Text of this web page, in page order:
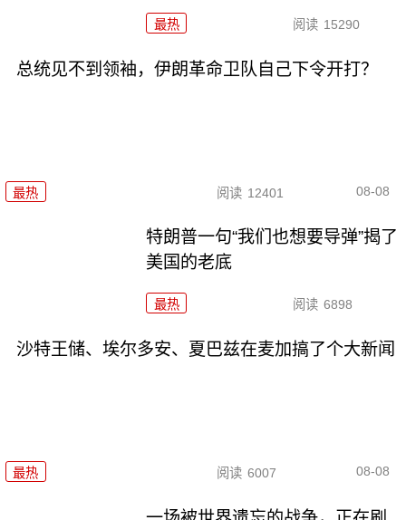
最热 阅读 15290
总统见不到领袖，伊朗革命卫队自己下令开打？
最热 阅读 12401 08-08
特朗普一句“我们也想要导弹”揭了
美国的老底
最热 阅读 6898
沙特王储、埃尔多安、夏巴兹在麦加搞了个大新闻
最热 阅读 6007 08-08